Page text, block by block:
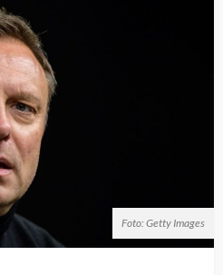
Foto: Getty Images